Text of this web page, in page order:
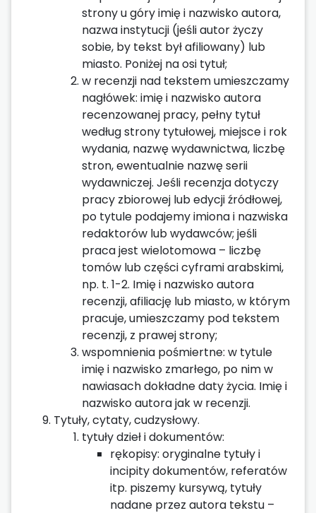
strony u góry imię i nazwisko autora,
nazwa instytucji (jeśli autor życzy
sobie, by tekst był afiliowany) lub
miasto. Poniżej na osi tytuł;
w recenzji nad tekstem umieszczamy
nagłówek: imię i nazwisko autora
recenzowanej pracy, pełny tytuł
według strony tytułowej, miejsce i rok
wydania, nazwę wydawnictwa, liczbę
stron, ewentualnie nazwę serii
wydawniczej. Jeśli recenzja dotyczy
pracy zbiorowej lub edycji źródłowej,
po tytule podajemy imiona i nazwiska
redaktorów lub wydawców; jeśli
praca jest wielotomowa – liczbę
tomów lub części cyframi arabskimi,
np. t. 1-2. Imię i nazwisko autora
recenzji, afiliację lub miasto, w którym
pracuje, umieszczamy pod tekstem
recenzji, z prawej strony;
wspomnienia pośmiertne: w tytule
imię i nazwisko zmarłego, po nim w
nawiasach dokładne daty życia. Imię i
nazwisko autora jak w recenzji.
Tytuły, cytaty, cudzysłowy.
tytuły dzieł i dokumentów:
rękopisy: oryginalne tytuły i
incipity dokumentów, referatów
itp. piszemy kursywą, tytuły
nadane przez autora tekstu –